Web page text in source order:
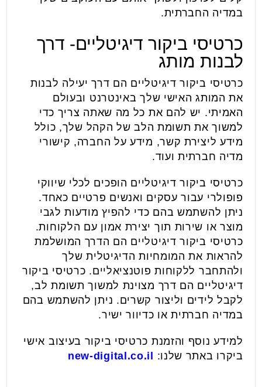
במדיה החברתית.
כרטיסי ביקור דיגיטליים- דרך
לבנות מותג
כרטיסי ביקור דיגיטליים הם דרך יעילה לבנות
את המותג האישי שלך באינטרנט ובעולם
האמיתי. יש להם את כל מה שאתה צריך כדי
למשוך את תשומת הלב של הקהל שלך, כולל
מידע ליצירת קשר, מידע על החברה, קישורי
מדיה חברתית ועוד.
כרטיסי ביקור דיגיטליים הופכים לכלי שיווקי
פופולרי עבור עסקים ואנשים פרטיים כאחד.
ניתן להשתמש בהם כדי להפיץ מודעות לגבי
מוצר או שירות תוך יצירת אמון עם הלקוחות.
כרטיסי ביקור דיגיטליים הם הדרך המושלמת
להראות את המומחיות הדיגיטלית שלך
ולהתחבר ללקוחות פוטנציאליים. כרטיסי ביקור
דיגיטליים הם דרך מצוינת למשוך תשומת לב,
לקבל לידים וליצור קשרים. ניתן להשתמש בהם
במדיה חברתית או כדיוור ישיר.
למידע נוסף והזמנת כרטיסי ביקור בעיצוב אישי
ביקרו באתר שלנו: new-digital.co.il